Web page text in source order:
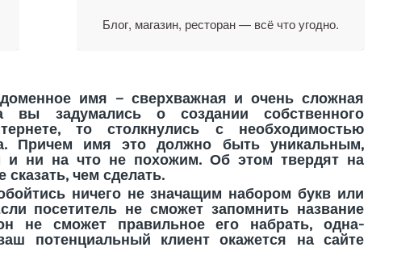
Блог, магазин, ресторан — всё что угодно.
имя — сверхважная и очень сложная
вы задумались о создании собственного
то столкнулись с необходимостью
Причем имя это должно быть уникальным,
и ни на что не похожим. Об этом твердят на
чем сделать.
ничего не значащим набором букв или
посетитель не сможет запомнить название
не сможет правильное его набрать, одна-
потенциальный клиент окажется на сайте